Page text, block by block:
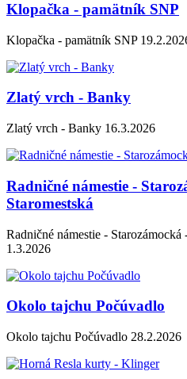
Klopačka - pamätník SNP
Klopačka - pamätník SNP
Zlatý vrch - Banky
Zlatý vrch - Banky 16.3.2026
Radničné námestie -
Staromestská
Radničné námestie - Starozámocká
1.3.2026
Okolo tajchu Počúvadlo
Okolo tajchu Počúvadlo 28.2.2026